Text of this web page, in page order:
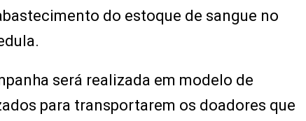
do estoque de sangue no
será realizada em modelo de
para transportarem os doadores que